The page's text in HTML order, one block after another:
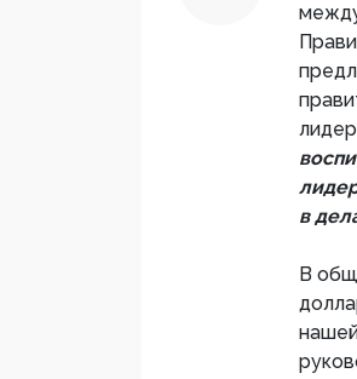
в
В